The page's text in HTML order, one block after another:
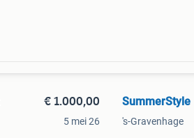
€ 1.000,00
5 mei 26
SummerStyle
's-Gravenhage